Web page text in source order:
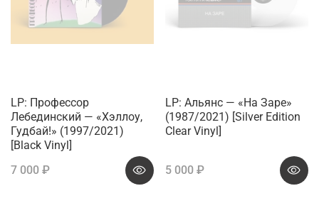
LP: Профессор
Лебединский — «Хэллоу,
Гудбай!» (1997/2021)
[Black Vinyl]
7 000 ₽
LP: Альянс — «На Заре»
(1987/2021) [Silver Edition
Clear Vinyl]
5 000 ₽